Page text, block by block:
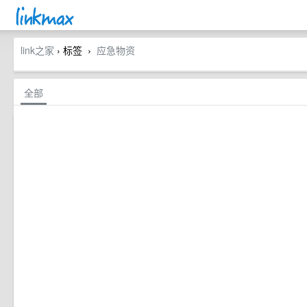
link之家 › 标签 › 应急物资
全部